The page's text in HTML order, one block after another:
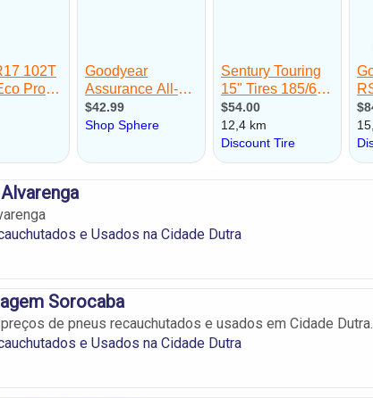
e Usados na Cidade Dutra
Sorocaba
de pneus recauchutados e usados em Cidade Dutra.
e Usados na Cidade Dutra